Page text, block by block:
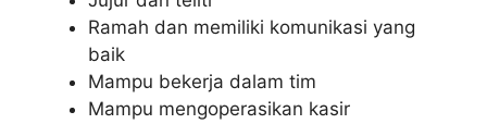
Ramah dan memiliki komunikasi yang
baik
Mampu bekerja dalam tim
Mampu mengoperasikan kasir